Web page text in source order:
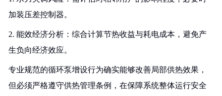
加装压差控制器。
2. 能效经济分析：综合计算节热收益与耗电成本，避免产
生负向经济效应。
专业规范的循环泵增设行为确实能够改善局部供热效果，
但必须严格遵守供热管理条例，在保障系统整体运行安全